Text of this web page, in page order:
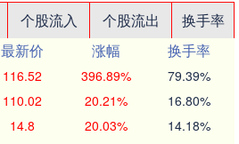
个股流入 个股流出
换手率
最新价 涨幅
换手率
116.52 396.89% 79.39%
110.02 20.21% 16.80%
14.8 20.03% 14.18%